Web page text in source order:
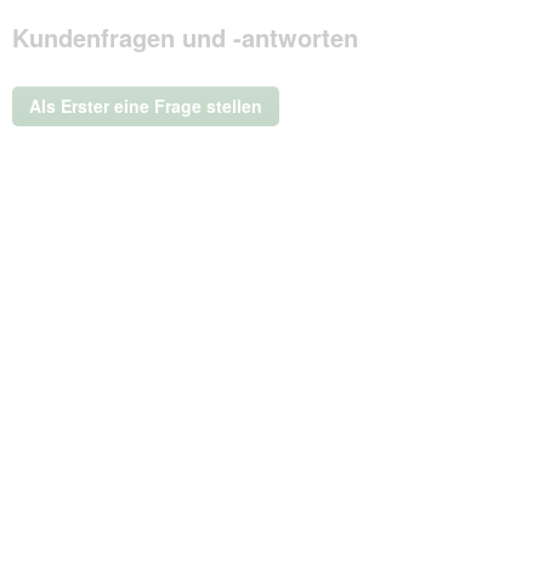
dieser
Aktion
ein
modales
Kundenfragen und -antworten
Als Erster eine Frage stellen